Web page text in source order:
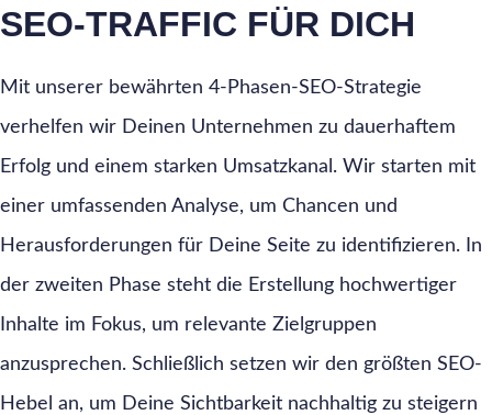
SEO-TRAFFIC FÜR DICH
Mit unserer bewährten 4-Phasen-SEO-Strategie
verhelfen wir Deinen Unternehmen zu dauerhaftem
Erfolg und einem starken Umsatzkanal. Wir starten mit
einer umfassenden Analyse, um Chancen und
Herausforderungen für Deine Seite zu identifizieren. In
der zweiten Phase steht die Erstellung hochwertiger
Inhalte im Fokus, um relevante Zielgruppen
anzusprechen. Schließlich setzen wir den größten SEO-
Hebel an, um Deine Sichtbarkeit nachhaltig zu steigern